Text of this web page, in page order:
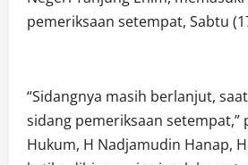
pemeriksaan setempat, Sabtu
“Sidangnya masih berlanjut,
sidang pemeriksaan setempat,”
Hukum, H Nadjamudin Hanap,